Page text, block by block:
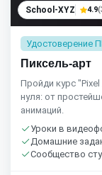
School-XYZ 4.9
Удостоверение
Пиксель-арт
Пройди курс "Pixel
нуля: от
анимаций.
Уроки в
Домашние
Сообщество